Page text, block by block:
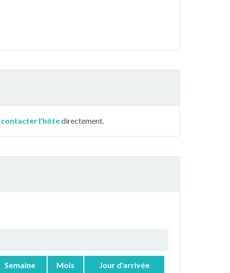
contacter l'hôtedirectement.
Semaine Mois Jour d'arrivée